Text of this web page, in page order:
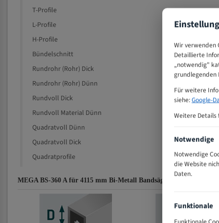
T-Profile
L-Profile
H-Profile
Bündelschnitt
Rundrohr (Rohr) Dick
Rundrohr (Rohr) Dünn
Rundvoll Dick
Rundvoll Material Dünn
Quadratvoll Dünn
Quadratvoll Dick
Quadratprofile
MEGA BS-360 A für 4115 mm Bi-Metall Bandsägeblätter
Wir verwenden
Detaillierte
„notwendig"
grundlegenden
Für weitere
siehe:Google-
Weitere
Notwendige
Notwendige
die Website
Daten.
Funktionale